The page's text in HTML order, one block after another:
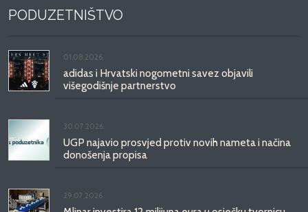
PODUZETNIŠTVO
01.08.2026.
adidas i Hrvatski nogometni savez objavili
višegodišnje partnerstvo
30.07.2026.
UGP najavio prosvjed protiv novih nameta i načina
donošenja propisa
29.07.2026.